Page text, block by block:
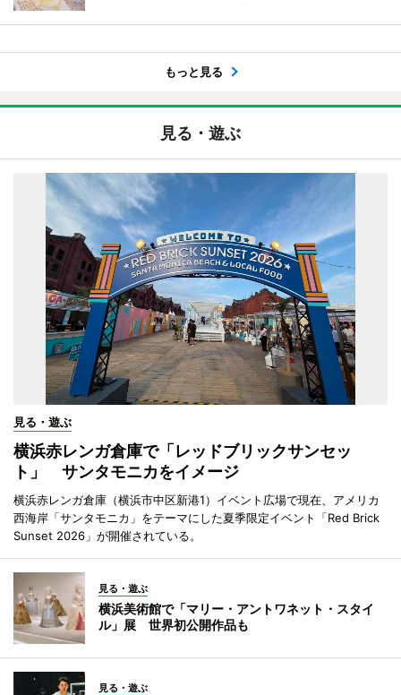
もっと見る
見る・遊ぶ
見る・遊ぶ
横浜赤レンガ倉庫で「レッドブリックサンセッ
ト」 サンタモニカをイメージ
横浜赤レンガ倉庫（横浜市中区新港1）イベント広場で現在、アメリカ
西海岸「サンタモニカ」をテーマにした夏季限定イベント「Red Brick
Sunset 2026」が開催されている。
見る・遊ぶ
横浜美術館で「マリー・アントワネット・スタイ
ル」展 世界初公開作品も
見る・遊ぶ